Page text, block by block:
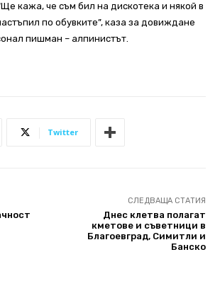
кажа, че съм бил на дискотека и някой в
по обувките”, каза за довиждане
пишман – алпинистът.
Twitter
СЛЕДВАЩА СТАТИЯ
Днес клетва полагат
кметове и съветници в
Благоевград, Симитли и
Банско